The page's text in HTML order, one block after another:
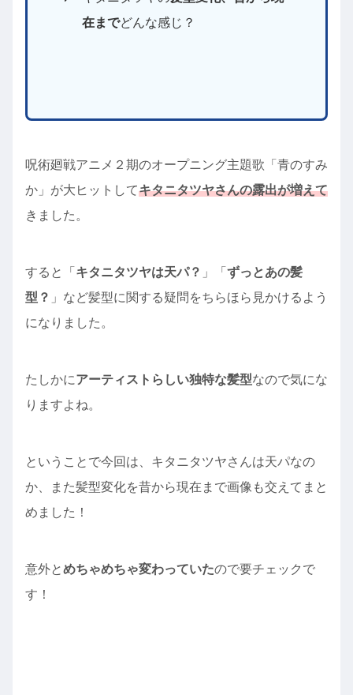
在までどんな感じ？
呪術廻戦アニメ２期のオープニング主題歌「青のすみ
か」が大ヒットしてキタニタツヤさんの露出が増えて
きました。
すると「 キタニタツヤは天パ？ 」「 ずっとあの髪
型？ 」など髪型に関する疑問をちらほら見かけるよう
になりました。
たしかにアーティストらしい独特な髪型なので気にな
りますよね。
ということで今回は、キタニタツヤさんは天パなの
か、また髪型変化を昔から現在まで画像も交えてまと
めました！
意外とめちゃめちゃ変わっていたので要チェックで
す！